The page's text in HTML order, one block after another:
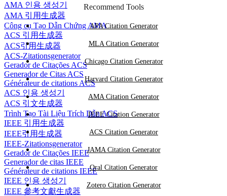
AMA 인용 생성기
AMA 引用生成器
Công cụ Tạo Dẫn Chứng AMA
ACS 引用生成器
ACS引用生成器
ACS-Zitationsgenerator
Gerador de Citações ACS
Generador de Citas ACS
Générateur de citations ACS
ACS 인용 생성기
ACS 引文生成器
Trình Tạo Tài Liệu Trích Dẫn ACS
IEEE 引用生成器
IEEE引用生成器
IEEE-Zitationsgenerator
Gerador de Citações IEEE
Generador de citas IEEE
Générateur de citations IEEE
IEEE 인용 생성기
IEEE 參考文獻生成器
Recommend Tools
APA Citation Generator
MLA Citation Generator
Chicago Citation Generator
Harvard Citation Generator
AMA Citation Generator
IEEE Citation Generator
ACS Citation Generator
JAMA Citation Generator
Oral Citation Generator
Zotero Citation Generator